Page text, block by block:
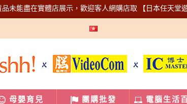
品未能盡在實體店展示，歡迎客人網購店取 【日本任天堂
母嬰育兒 團購批發 電腦生活